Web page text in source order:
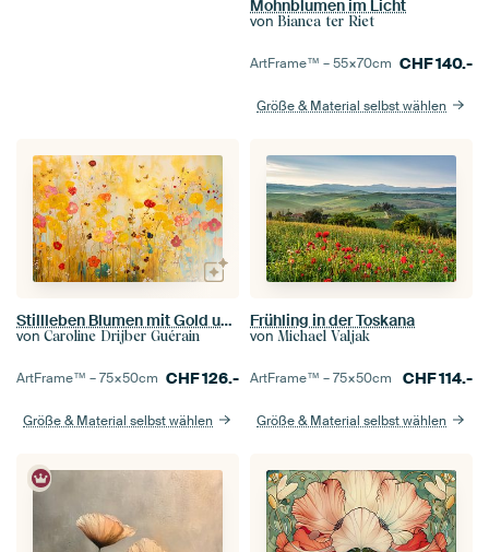
Mohnblumen im Licht
von Bianca ter Riet
ArtFrame™ –55×70cm CHF140.-
Größe & Material selbst wählen
Stillleben Blumen mit Gold und Schmetterlingen
von Caroline Drijber Guérain
ArtFrame™ –75×50cm CHF126.-
Größe & Material selbst wählen
Frühling in der Toskana
von Michael Valjak
ArtFrame™ –75×50cm CHF114.-
Größe & Material selbst wählen